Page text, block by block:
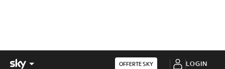
OFFERTE SKY LOGIN